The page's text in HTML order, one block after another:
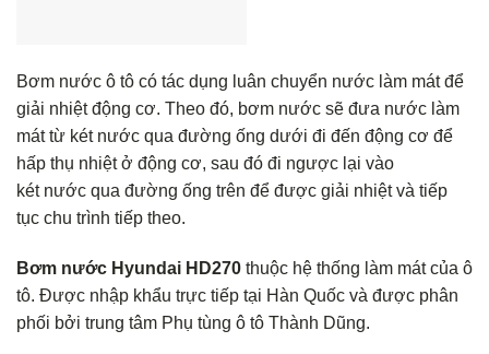
Bơm nước ô tô có tác dụng luân chuyển nước làm mát để
giải nhiệt động cơ. Theo đó, bơm nước sẽ đưa nước làm
mát từ két nước qua đường ống dưới đi đến động cơ để
hấp thụ nhiệt ở động cơ, sau đó đi ngược lại vào
két nước qua đường ống trên để được giải nhiệt và tiếp
tục chu trình tiếp theo.
Bơm nước Hyundai HD270 thuộc hệ thống làm mát của ô
tô. Được nhập khẩu trực tiếp tại Hàn Quốc và được phân
phối bởi trung tâm Phụ tùng ô tô Thành Dũng.